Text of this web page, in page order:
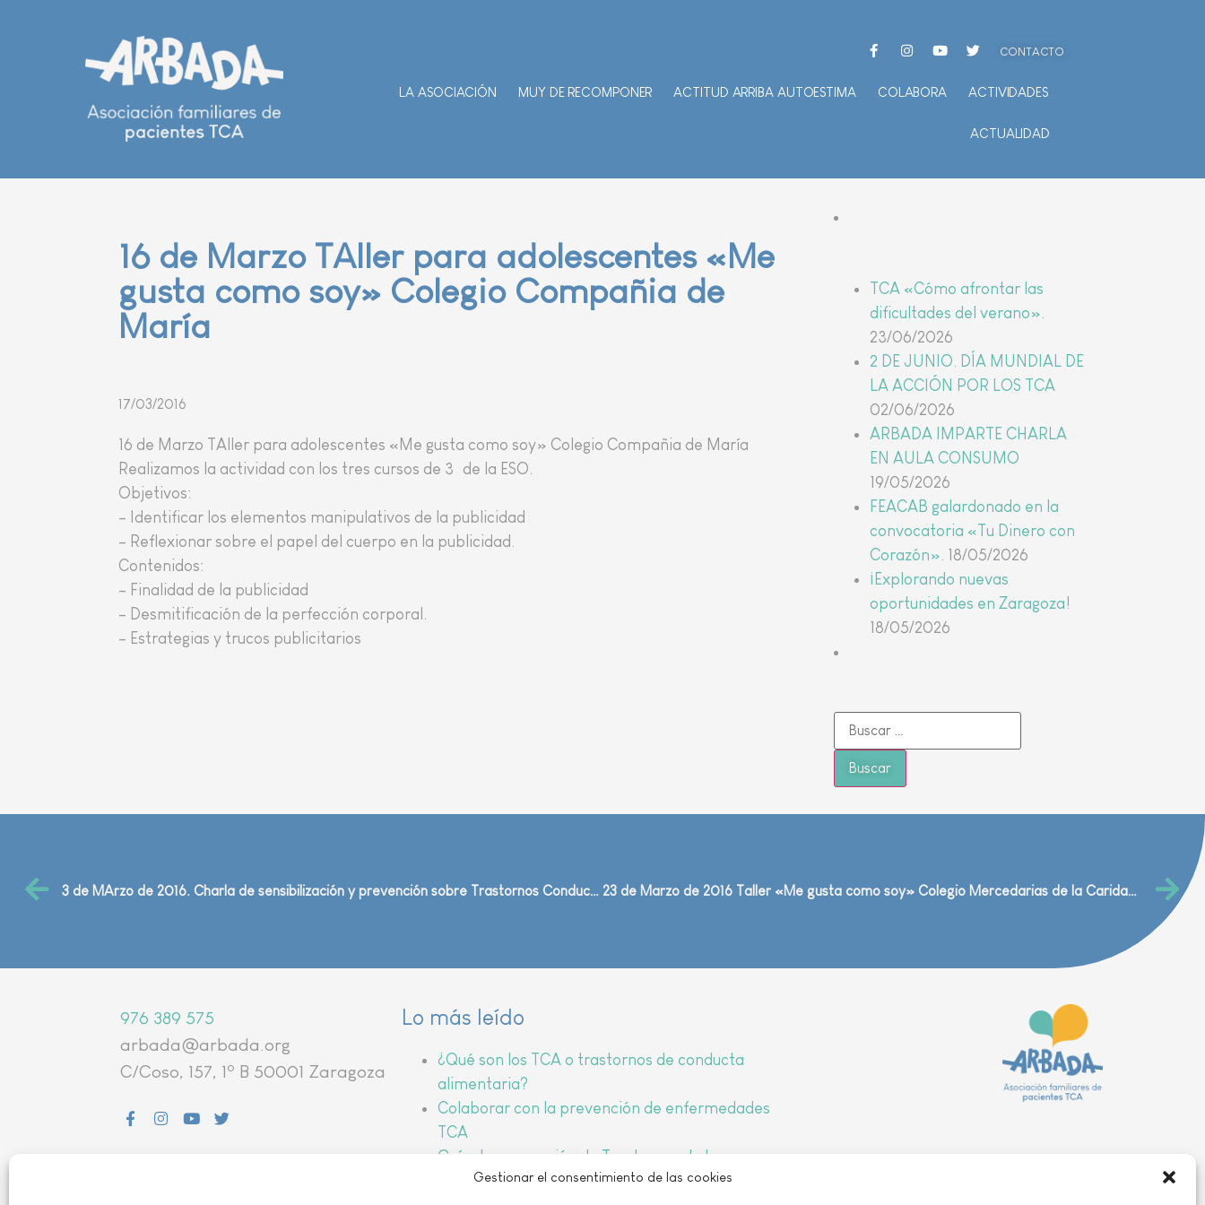
Gestionar el consentimiento de las cookies
CONTACTO
LA ASOCIACIÓN MUY DE RECOMPONER ACTITUD ARRIBA AUTOESTIMA COLABORA ACTIVIDADES
ACTUALIDAD
16 de Marzo TAller para adolescentes «Me
gusta como soy» Colegio Compañia de
María
17/03/2016
16 de Marzo TAller para adolescentes «Me gusta como soy» Colegio Compañia de María
Realizamos la actividad con los tres cursos de 3º de la ESO.
Objetivos:
– Identificar los elementos manipulativos de la publicidad
– Reflexionar sobre el papel del cuerpo en la publicidad.
Contenidos:
– Finalidad de la publicidad
– Desmitificación de la perfección corporal.
– Estrategias y trucos publicitarios
TCA «Cómo afrontar las
dificultades del verano».
23/06/2026
2 DE JUNIO. DÍA MUNDIAL DE
LA ACCIÓN POR LOS TCA
02/06/2026
ARBADA IMPARTE CHARLA
EN AULA CONSUMO
19/05/2026
FEACAB galardonado en la
convocatoria «Tu Dinero con
Corazón». 18/05/2026
¡Explorando nuevas
oportunidades en Zaragoza!
18/05/2026
3 de MArzo de 2016. Charla de sensibilización y prevención sobre Trastornos Conducta Alimentaria 23 de Marzo de 2016 Taller «Me gusta como soy» Colegio Mercedarias de la Caridad en Ejea de los Caballeros
976 389 575
arbada@arbada.org
C/Coso, 157, 1o B 50001 Zaragoza
Lo más leído
¿Qué son los TCA o trastornos de conducta
alimentaria?
Colaborar con la prevención de enfermedades
TCA
Guía de prevención de Trastornos de la
Conducta Alimentaria